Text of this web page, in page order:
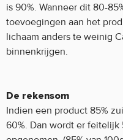
is 90%. Wanneer dit 80-
toevoegingen aan het
lichaam anders te weinig
binnenkrijgen.
De rekensom
Indien een product 85%
60%. Dan wordt er feitelijk